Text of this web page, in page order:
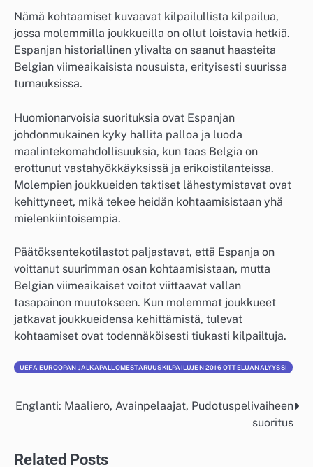
Nämä kohtaamiset kuvaavat kilpailullista kilpailua,
jossa molemmilla joukkueilla on ollut loistavia hetkiä.
Espanjan historiallinen ylivalta on saanut haasteita
Belgian viimeaikaisista nousuista, erityisesti suurissa
turnauksissa.
Huomionarvoisia suorituksia ovat Espanjan
johdonmukainen kyky hallita palloa ja luoda
maalintekomahdollisuuksia, kun taas Belgia on
erottunut vastahyökkäyksissä ja erikoistilanteissa.
Molempien joukkueiden taktiset lähestymistavat ovat
kehittyneet, mikä tekee heidän kohtaamisistaan yhä
mielenkiintoisempia.
Päätöksentekotilastot paljastavat, että Espanja on
voittanut suurimman osan kohtaamisistaan, mutta
Belgian viimeaikaiset voitot viittaavat vallan
tasapainon muutokseen. Kun molemmat joukkueet
jatkavat joukkueidensa kehittämistä, tulevat
kohtaamiset ovat todennäköisesti tiukasti kilpailtuja.
UEFA EUROOPAN JALKAPALLOMESTARUUSKILPAILUJEN 2016 OTTELUANALYYSSI
Post
Englanti: Maaliero, Avainpelaajat, Pudotuspelivaiheen
suoritus
Related Posts